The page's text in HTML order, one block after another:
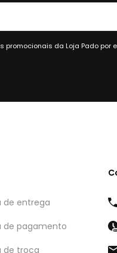
promocionais da Loja Pado por
de entrega
de pagamento
de troca